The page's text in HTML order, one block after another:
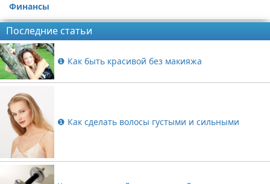
Финансы
Последние статьи
❶ Как быть красивой без макияжа
❶ Как сделать волосы густыми и сильными